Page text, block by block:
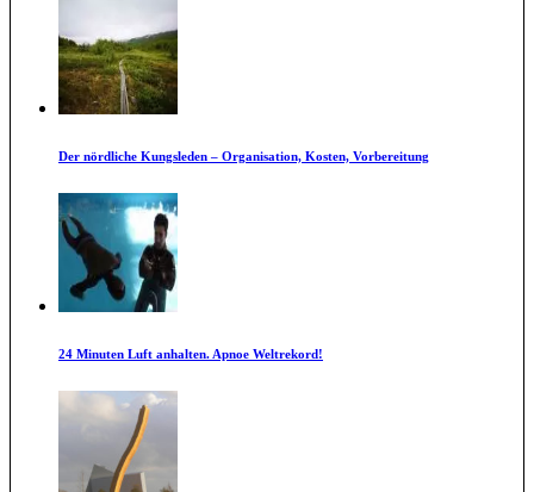
Der nördliche Kungsleden – Organisation, Kosten, Vorbereitung
24 Minuten Luft anhalten. Apnoe Weltrekord!